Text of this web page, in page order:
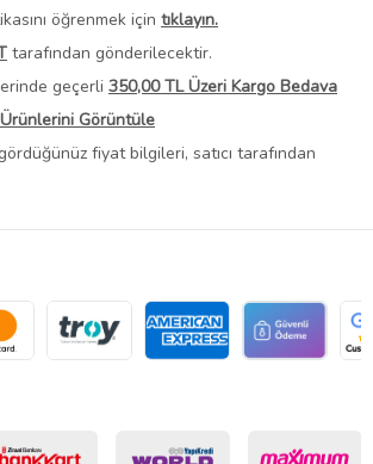
öğrenmek için tıklayın.
tarafından gönderilecektir.
geçerli 350,00 TL Üzeri Kargo Bedava
Görüntüle
fiyat bilgileri, satıcı tarafından